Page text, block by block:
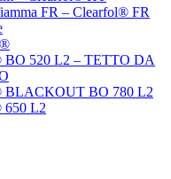
FR – Clearfol® FR
520 L2 – TETTO DA
BO 780 L2
L2